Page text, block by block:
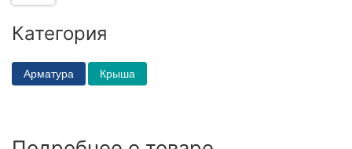
Категория
Арматура Крыша